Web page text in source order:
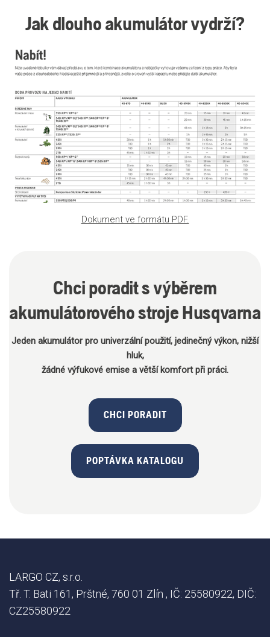
Jak dlouho akumulátor vydrží?
Dokument ve formátu PDF.
Chci poradit s výběrem
akumulátorového stroje Husqvarna
Jeden akumulátor pro univerzální použití, jedinečný výkon, nižší
hluk,
žádné výfukové emise a větší komfort při práci.
CHCI PORADIT
POPTÁVKA KATALOGU
LARGO CZ, s.r.o.
Tř. T. Bati 161, Prštné, 760 01 Zlín , IČ: 25580922, DIČ:
CZ25580922